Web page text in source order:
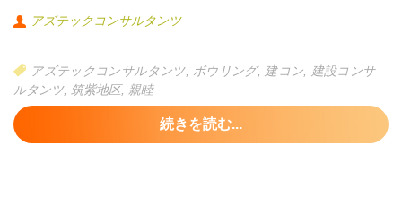
することができました！！
ったようです。
アズテックコンサルタンツ
アズテックコンサルタンツ, ボウリング, 建コン, 建設コンサ
ルタンツ, 筑紫地区, 親睦
続きを読む...